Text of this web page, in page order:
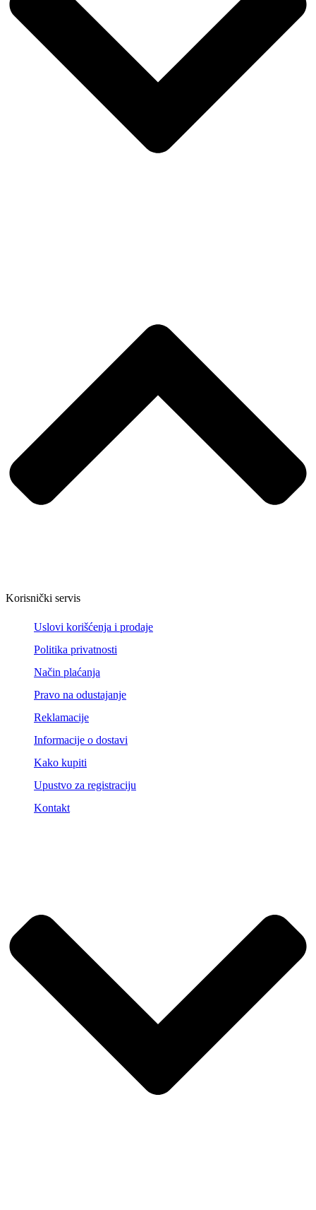
Korisnički servis
Uslovi korišćenja i prodaje
Politika privatnosti
Način plaćanja
Pravo na odustajanje
Reklamacije
Informacije o dostavi
Kako kupiti
Upustvo za registraciju
Kontakt